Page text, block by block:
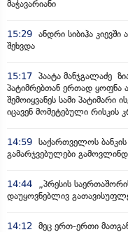
მაჭავარიანი
15:29 ანდრი სიბიჰა
შეხვდა
15:17 პაატა მანჯგალაძე
პატიმრებთან ერთად ყოფნა
შემოიყვანეს სამი
იცავენ მომეტებული რისკის
14:59 საქართველოს ბანკის
გამარჯვებულები
14:44
„პრესის
დაუყოვნებლივ
14:12 მეც ერთ-ერთი